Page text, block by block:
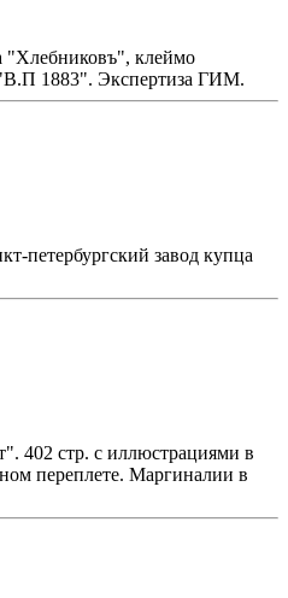
"Хлебниковъ", клеймо
"В.П 1883". Экспертиза ГИМ.
петербургский завод купца
402 стр. с иллюстрациями в
переплете. Маргиналии в